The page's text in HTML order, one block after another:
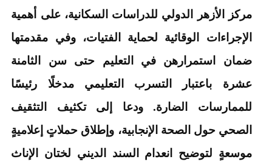
مركز الأزهر الدولي للدراسات السكانية، على أهمية
الإجراءات الوقائية لحماية الفتيات، وفي مقدمتها
ضمان استمرارهن في التعليم حتى سن الثامنة
عشرة باعتبار التسرب التعليمي مدخلًا رئيسًا
للممارسات الضارة. ودعا إلى تكثيف التثقيف
الصحي حول الصحة الإنجابية، وإطلاق حملاتٍ إعلاميةٍ
موسعةٍ لتوضيح انعدام السند الديني لختان الإناث